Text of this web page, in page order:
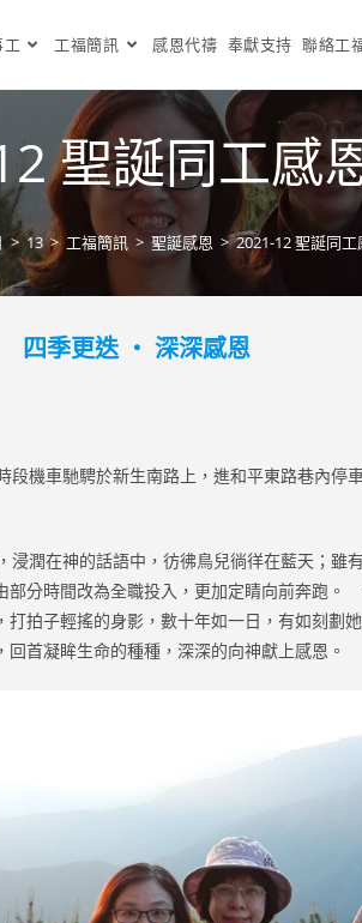
工 工福簡訊 感恩代禱 奉獻支持 聯絡工
聖誕同工感
> 13 > 工福簡訊 > 聖誕感恩 > 2021-12 聖誕同工
四季更迭 ‧ 深深感恩
機車馳騁於新生南路上，進和平東路巷內停
潤在神的話語中，彷彿鳥兒徜徉在藍天；雖
部分時間改為全職投入，更加定睛向前奔跑
拍子輕搖的身影，數十年如一日，有如刻劃
首凝眸生命的種種，深深的向神獻上感恩。